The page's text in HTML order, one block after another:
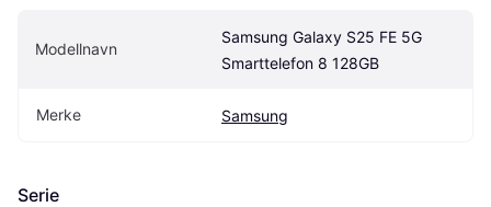
Modellnavn
Samsung Galaxy S25 FE 5G
Smarttelefon 8 128GB
Merke Samsung
Serie